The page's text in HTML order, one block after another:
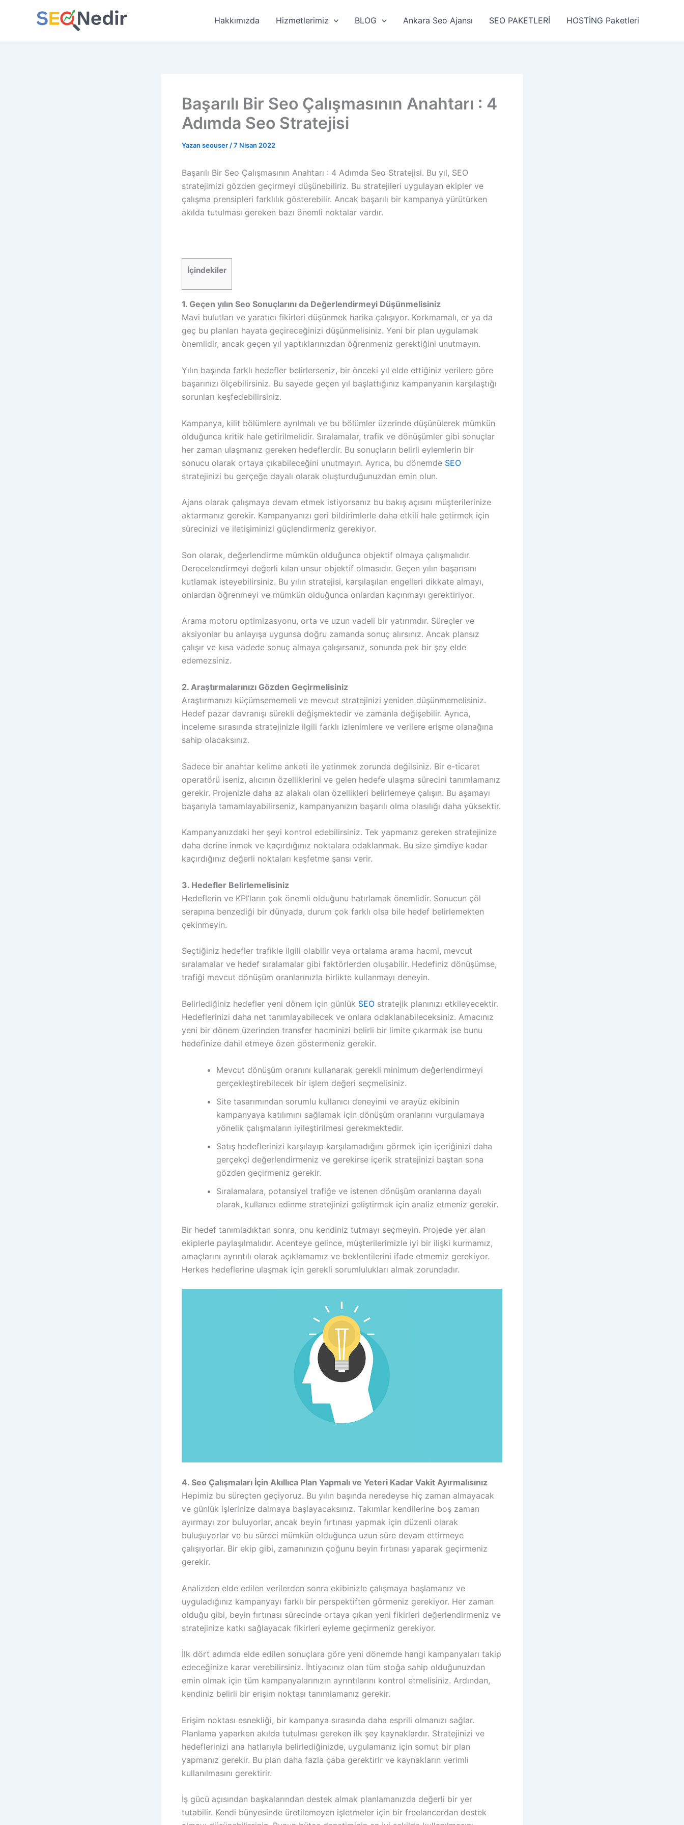
Hakkımızda Hizmetlerimiz BLOG Ankara Seo Ajansı SEO PAKETLERİ HOSTİNG Paketleri
Başarılı Bir Seo Çalışmasının Anahtarı : 4
Adımda Seo Stratejisi
Yazan seouser /7 Nisan 2022
Başarılı Bir Seo Çalışmasının Anahtarı : 4 Adımda Seo Stratejisi. Bu yıl, SEO
stratejimizi gözden geçirmeyi düşünebiliriz. Bu stratejileri uygulayan ekipler ve
çalışma prensipleri farklılık gösterebilir. Ancak başarılı bir kampanya yürütürken
akılda tutulması gereken bazı önemli noktalar vardır.
İçindekiler
1. Geçen yılın Seo Sonuçlarını da Değerlendirmeyi Düşünmelisiniz
Mavi bulutları ve yaratıcı fikirleri düşünmek harika çalışıyor. Korkmamalı, er ya da
geç bu planları hayata geçireceğinizi düşünmelisiniz. Yeni bir plan uygulamak
önemlidir, ancak geçen yıl yaptıklarınızdan öğrenmeniz gerektiğini unutmayın.
Yılın başında farklı hedefler belirlerseniz, bir önceki yıl elde ettiğiniz verilere göre
başarınızı ölçebilirsiniz. Bu sayede geçen yıl başlattığınız kampanyanın karşılaştığı
sorunları keşfedebilirsiniz.
Kampanya, kilit bölümlere ayrılmalı ve bu bölümler üzerinde düşünülerek mümkün
olduğunca kritik hale getirilmelidir. Sıralamalar, trafik ve dönüşümler gibi sonuçlar
her zaman ulaşmanız gereken hedeflerdir. Bu sonuçların belirli eylemlerin bir
sonucu olarak ortaya çıkabileceğini unutmayın. Ayrıca, bu dönemde SEO
stratejinizi bu gerçeğe dayalı olarak oluşturduğunuzdan emin olun.
Ajans olarak çalışmaya devam etmek istiyorsanız bu bakış açısını müşterilerinize
aktarmanız gerekir. Kampanyanızı geri bildirimlerle daha etkili hale getirmek için
sürecinizi ve iletişiminizi güçlendirmeniz gerekiyor.
Son olarak, değerlendirme mümkün olduğunca objektif olmaya çalışmalıdır.
Derecelendirmeyi değerli kılan unsur objektif olmasıdır. Geçen yılın başarısını
kutlamak isteyebilirsiniz. Bu yılın stratejisi, karşılaşılan engelleri dikkate almayı,
onlardan öğrenmeyi ve mümkün olduğunca onlardan kaçınmayı gerektiriyor.
Arama motoru optimizasyonu, orta ve uzun vadeli bir yatırımdır. Süreçler ve
aksiyonlar bu anlayışa uygunsa doğru zamanda sonuç alırsınız. Ancak plansız
çalışır ve kısa vadede sonuç almaya çalışırsanız, sonunda pek bir şey elde
edemezsiniz.
2. Araştırmalarınızı Gözden Geçirmelisiniz
Araştırmanızı küçümsememeli ve mevcut stratejinizi yeniden düşünmemelisiniz.
Hedef pazar davranışı sürekli değişmektedir ve zamanla değişebilir. Ayrıca,
inceleme sırasında stratejinizle ilgili farklı izlenimlere ve verilere erişme olanağına
sahip olacaksınız.
Sadece bir anahtar kelime anketi ile yetinmek zorunda değilsiniz. Bir e-ticaret
operatörü iseniz, alıcının özelliklerini ve gelen hedefe ulaşma sürecini tanımlamanız
gerekir. Projenizle daha az alakalı olan özellikleri belirlemeye çalışın. Bu aşamayı
başarıyla tamamlayabilirseniz, kampanyanızın başarılı olma olasılığı daha yüksektir.
Kampanyanızdaki her şeyi kontrol edebilirsiniz. Tek yapmanız gereken stratejinize
daha derine inmek ve kaçırdığınız noktalara odaklanmak. Bu size şimdiye kadar
kaçırdığınız değerli noktaları keşfetme şansı verir.
3. Hedefler Belirlemelisiniz
Hedeflerin ve KPI’ların çok önemli olduğunu hatırlamak önemlidir. Sonucun çöl
serapına benzediği bir dünyada, durum çok farklı olsa bile hedef belirlemekten
çekinmeyin.
Seçtiğiniz hedefler trafikle ilgili olabilir veya ortalama arama hacmi, mevcut
sıralamalar ve hedef sıralamalar gibi faktörlerden oluşabilir. Hedefiniz dönüşümse,
trafiği mevcut dönüşüm oranlarınızla birlikte kullanmayı deneyin.
Belirlediğiniz hedefler yeni dönem için günlük SEO stratejik planınızı etkileyecektir.
Hedeflerinizi daha net tanımlayabilecek ve onlara odaklanabileceksiniz. Amacınız
yeni bir dönem üzerinden transfer hacminizi belirli bir limite çıkarmak ise bunu
hedefinize dahil etmeye özen göstermeniz gerekir.
Mevcut dönüşüm oranını kullanarak gerekli minimum değerlendirmeyi
gerçekleştirebilecek bir işlem değeri seçmelisiniz.
Site tasarımından sorumlu kullanıcı deneyimi ve arayüz ekibinin
kampanyaya katılımını sağlamak için dönüşüm oranlarını vurgulamaya
yönelik çalışmaların iyileştirilmesi gerekmektedir.
Satış hedeflerinizi karşılayıp karşılamadığını görmek için içeriğinizi daha
gerçekçi değerlendirmeniz ve gerekirse içerik stratejinizi baştan sona
gözden geçirmeniz gerekir.
Sıralamalara, potansiyel trafiğe ve istenen dönüşüm oranlarına dayalı
olarak, kullanıcı edinme stratejinizi geliştirmek için analiz etmeniz gerekir.
Bir hedef tanımladıktan sonra, onu kendiniz tutmayı seçmeyin. Projede yer alan
ekiplerle paylaşılmalıdır. Acenteye gelince, müşterilerimizle iyi bir ilişki kurmamız,
amaçlarını ayrıntılı olarak açıklamamız ve beklentilerini ifade etmemiz gerekiyor.
Herkes hedeflerine ulaşmak için gerekli sorumlulukları almak zorundadır.
4. Seo Çalışmaları İçin Akıllıca Plan Yapmalı ve Yeteri Kadar Vakit Ayırmalısınız
Hepimiz bu süreçten geçiyoruz. Bu yılın başında neredeyse hiç zaman almayacak
ve günlük işlerinize dalmaya başlayacaksınız. Takımlar kendilerine boş zaman
ayırmayı zor buluyorlar, ancak beyin fırtınası yapmak için düzenli olarak
buluşuyorlar ve bu süreci mümkün olduğunca uzun süre devam ettirmeye
çalışıyorlar. Bir ekip gibi, zamanınızın çoğunu beyin fırtınası yaparak geçirmeniz
gerekir.
Analizden elde edilen verilerden sonra ekibinizle çalışmaya başlamanız ve
uyguladığınız kampanyayı farklı bir perspektiften görmeniz gerekiyor. Her zaman
olduğu gibi, beyin fırtınası sürecinde ortaya çıkan yeni fikirleri değerlendirmeniz ve
stratejinize katkı sağlayacak fikirleri eyleme geçirmeniz gerekiyor.
İlk dört adımda elde edilen sonuçlara göre yeni dönemde hangi kampanyaları takip
edeceğinize karar verebilirsiniz. İhtiyacınız olan tüm stoğa sahip olduğunuzdan
emin olmak için tüm kampanyalarınızın ayrıntılarını kontrol etmelisiniz. Ardından,
kendiniz belirli bir erişim noktası tanımlamanız gerekir.
Erişim noktası esnekliği, bir kampanya sırasında daha esprili olmanızı sağlar.
Planlama yaparken akılda tutulması gereken ilk şey kaynaklardır. Stratejinizi ve
hedeflerinizi ana hatlarıyla belirlediğinizde, uygulamanız için somut bir plan
yapmanız gerekir. Bu plan daha fazla çaba gerektirir ve kaynakların verimli
kullanılmasını gerektirir.
İş gücü açısından başkalarından destek almak planlamanızda değerli bir yer
tutabilir. Kendi bünyesinde üretilemeyen işletmeler için bir freelancerdan destek